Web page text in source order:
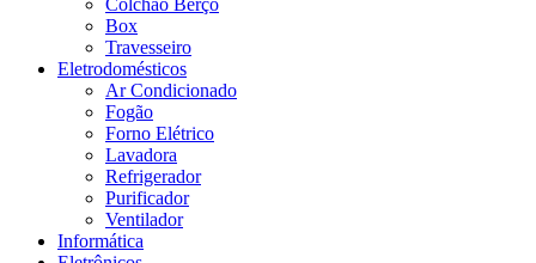
Colchão Berço
Box
Travesseiro
Eletrodomésticos
Ar Condicionado
Fogão
Forno Elétrico
Lavadora
Refrigerador
Purificador
Ventilador
Informática